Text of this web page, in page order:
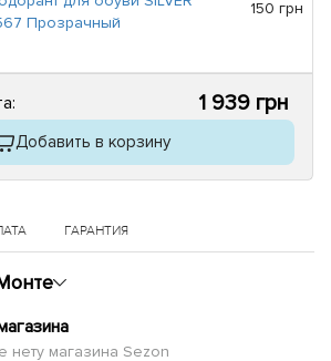
Прозрачный
150 грн
1 939 грн
Добавить в корзину
ГАРАНТИЯ
нету магазина Sezon